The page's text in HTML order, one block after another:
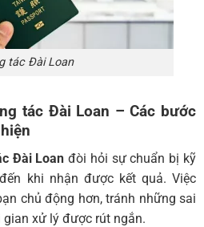
tác Đài Loan
tác Đài Loan – Các bước
Đài Loan đòi hỏi sự chuẩn bị kỹ
khi nhận được kết quả. Việc
chủ động hơn, tránh những sai
xử lý được rút ngắn.